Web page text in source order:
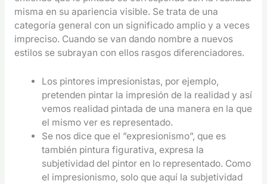
misma en su apariencia visible. Se trata de una
categoría general con un significado amplio y a veces
impreciso. Cuando se van dando nombre a nuevos
estilos se subrayan con ellos rasgos diferenciadores.
Los pintores impresionistas, por ejemplo,
pretenden pintar la impresión de la realidad y así
vemos realidad pintada de una manera en la que
el mismo ver es representado.
Se nos dice que el ”expresionismo”, que es
también pintura figurativa, expresa la
subjetividad del pintor en lo representado. Como
el impresionismo, solo que aquí la subjetividad